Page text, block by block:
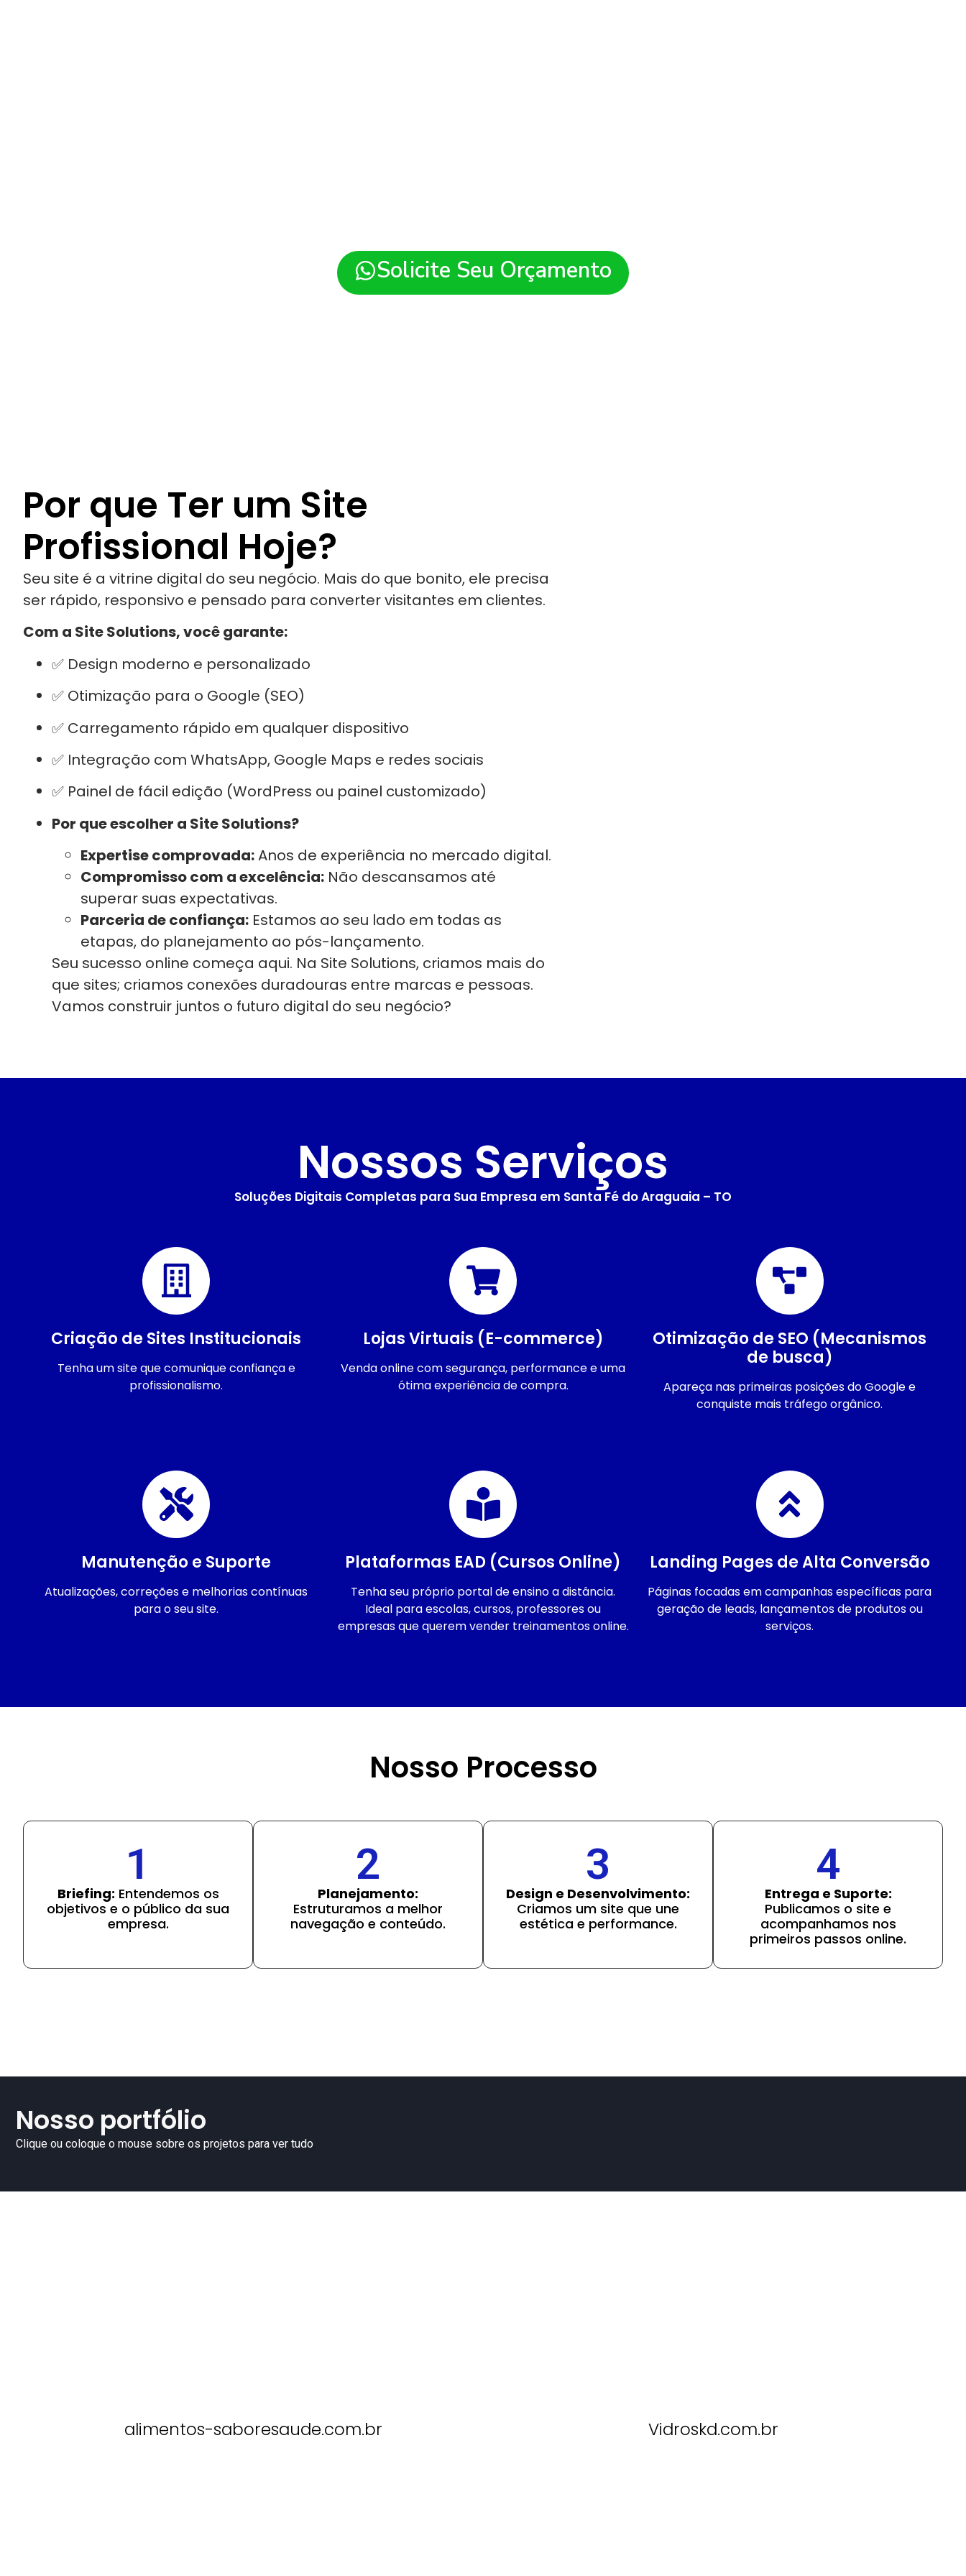
Solicite Seu Orçamento
Por que Ter um Site
Profissional Hoje?
Seu site é a vitrine digital do seu negócio. Mais do que bonito, ele precisa
ser rápido, responsivo e pensado para converter visitantes em clientes.
Com a Site Solutions, você garante:
✅ Design moderno e personalizado
✅ Otimização para o Google (SEO)
✅ Carregamento rápido em qualquer dispositivo
✅ Integração com WhatsApp, Google Maps e redes sociais
✅ Painel de fácil edição (WordPress ou painel customizado)
Por que escolher a Site Solutions?
Expertise comprovada:Anos de experiência no mercado digital.
Compromisso com a excelência: Não descansamos até
superar suas expectativas.
Parceria de confiança: Estamos ao seu lado em todas as
etapas, do planejamento ao pós-lançamento.
Seu sucesso online começa aqui. Na Site Solutions, criamos mais do
que sites; criamos conexões duradouras entre marcas e pessoas.
Vamos construir juntos o futuro digital do seu negócio?
Nossos Serviços
Soluções Digitais Completas para Sua Empresa em Santa Fé do Araguaia – TO
Criação de Sites Institucionais
Tenha um site que comunique confiança e
profissionalismo.
Lojas Virtuais (E-commerce)
Venda online com segurança, performance e uma
ótima experiência de compra.
Otimização de SEO (Mecanismos
de busca)
Apareça nas primeiras posições do Google e
conquiste mais tráfego orgânico.
Manutenção e Suporte
Atualizações, correções e melhorias contínuas
para o seu site.
Plataformas EAD (Cursos Online)
Tenha seu próprio portal de ensino a distância.
Ideal para escolas, cursos, professores ou
empresas que querem vender treinamentos online.
Landing Pages de Alta Conversão
Páginas focadas em campanhas específicas para
geração de leads, lançamentos de produtos ou
serviços.
Nosso Processo
1
Briefing: Entendemos os
objetivos e o público da sua
empresa.
2
Planejamento:
Estruturamos a melhor
navegação e conteúdo.
3
Design e Desenvolvimento:
Criamos um site que une
estética e performance.
4
Entrega e Suporte:
Publicamos o site e
acompanhamos nos
primeiros passos online.
Nosso portfólio
Clique ou coloque o mouse sobre os projetos para ver tudo
alimentos-saboresaude.com.br Vidroskd.com.br